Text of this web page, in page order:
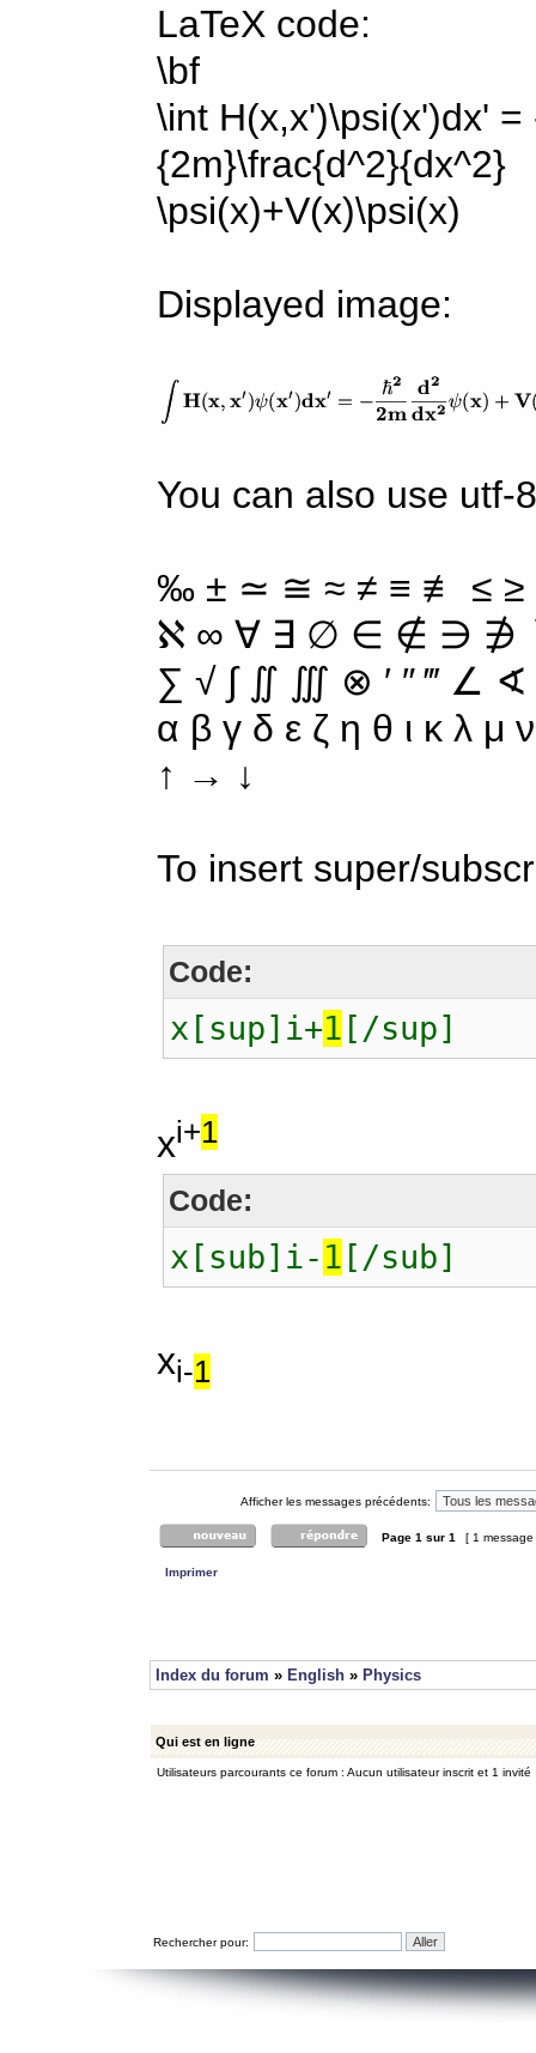
LaTeX code:
\bf
\int H(x,x')\psi(x')dx'
{2m}\frac{d^2}{dx^2}
\psi(x)+V(x)\psi(x)
Displayed image:
You can also use utf-
‰ ± ≃ ≅ ≈ ≠ ≡ ≢ ≤
ℵ ∞ ∀ ∃ ∅ ∈ ∉ ∋ ∌
∑ √ ∫ ∬ ∭ ⊗ ′ ″ ‴ ∠
α β γ δ ε ζ η θ ι κ λ
↑ → ↓
To insert super/
Code:
x[sup]i+1 [/sup]
xi+1
Code:
x[sub]i- 1 [/sub]
xi-1
Afficher les messages précédents:
Page 1 sur 1 [ 1
Imprimer
Index du forum » English » Physics
Qui est en ligne
Utilisateurs parcourants ce forum : Aucun utilisateur inscrit et 1 invité
Rechercher pour: